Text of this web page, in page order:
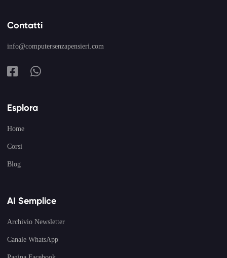
Contatti
info@computersenzapensieri.com
Esplora
Home
Corsi
Blog
AI Semplice
Archivio Newsletter
Canale WhatsApp